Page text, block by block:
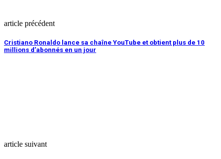
article précédent
Cristiano Ronaldo lance sa chaîne YouTube et obtient plus de 10
millions d’abonnés en un jour
article suivant